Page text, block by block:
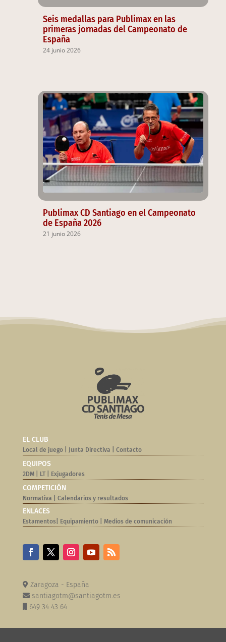
Seis medallas para Publimax en las
primeras jornadas del Campeonato de
España
24 junio 2026
Publimax CD Santiago en el Campeonato
de España 2026
21 junio 2026
EL CLUB
Local de juego| Junta Directiva Contacto
EQUIPOS
2DM| LT| Exjugadores
COMPETICIÓN
Normativa | Calendarios y resultados
ENLACES
Estamentos| Equipamiento| Medios de comunicación
Zaragoza - España
santiagotm@santiagotm.es
649 34 43 64